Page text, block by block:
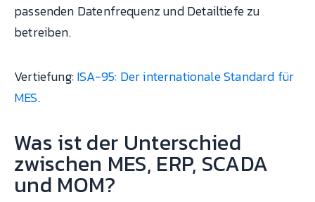
passenden Datenfrequenz und Detailtiefe zu
betreiben.
Vertiefung:ISA-95: Der internationale Standard für
MES.
Was ist der Unterschied
zwischen MES, ERP, SCADA
und MOM?